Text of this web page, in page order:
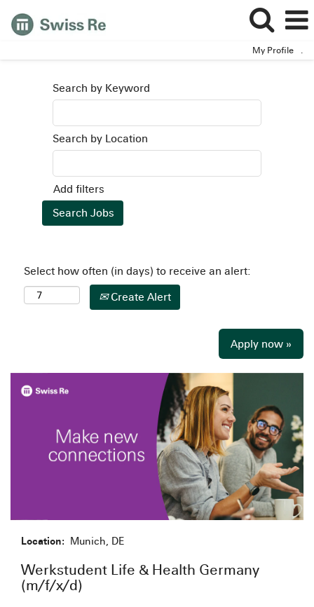
My Profile .
Search by Keyword
Search by Location
Add filters
Select how often (in days) to receive an alert:
Create Alert
Apply now »
Location: Munich, DE
Werkstudent Life & Health Germany
(m/f/x/d)